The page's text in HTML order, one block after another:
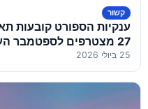
קשור
27 מצטרפים לספטמבר העמוס
25 ביולי 2026